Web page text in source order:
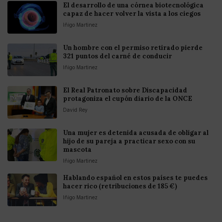
El desarrollo de una córnea biotecnológica
capaz de hacer volver la vista a los ciegos
Iñigo Martinez
Un hombre con el permiso retirado pierde
321 puntos del carné de conducir
Iñigo Martinez
El Real Patronato sobre Discapacidad
protagoniza el cupón diario de la ONCE
David Rey
Una mujer es detenida acusada de obligar al
hijo de su pareja a practicar sexo con su
mascota
Iñigo Martinez
Hablando español en estos países te puedes
hacer rico (retribuciones de 185 €)
Iñigo Martinez